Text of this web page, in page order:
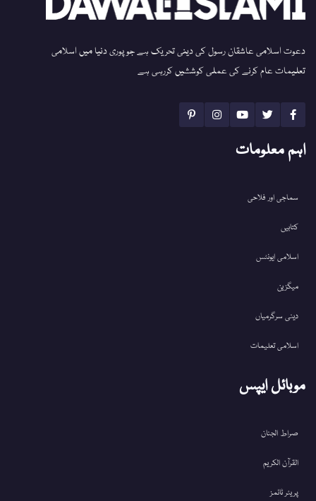
دعوت اسلامی عاشقان رسول کی دینی تحریک ہے جو پوری دنیا میں اسلامی
تعلیمات عام کرنے کی عملی کوششیں کررہی ہے
اہم معلومات
سماجی اور فلاحی
کتابیں
اسلامی ایونٹس
میگزین
دینی سرگرمیاں
اسلامی تعلیمات
موبائل ایپس
صراط الجنان
القرآن الکریم
پریئر ٹائمز